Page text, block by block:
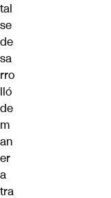
tal
se
de
sa
rro
lló
de
m
an
er
a
tra